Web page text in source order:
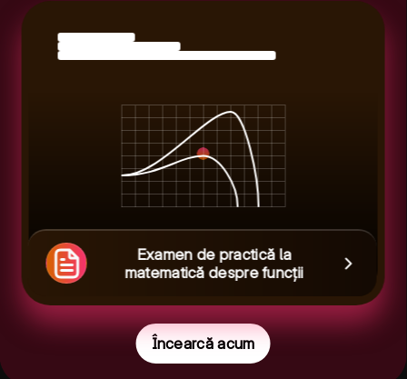
Examen de practică la
matematică despre funcții
Încearcă acum